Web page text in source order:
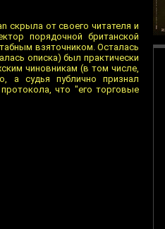
от своего читателя и
порядочной британской
взяточником. Осталась
описка) был практически
чиновникам (в том числе,
а судья публично признал
что "его торговые